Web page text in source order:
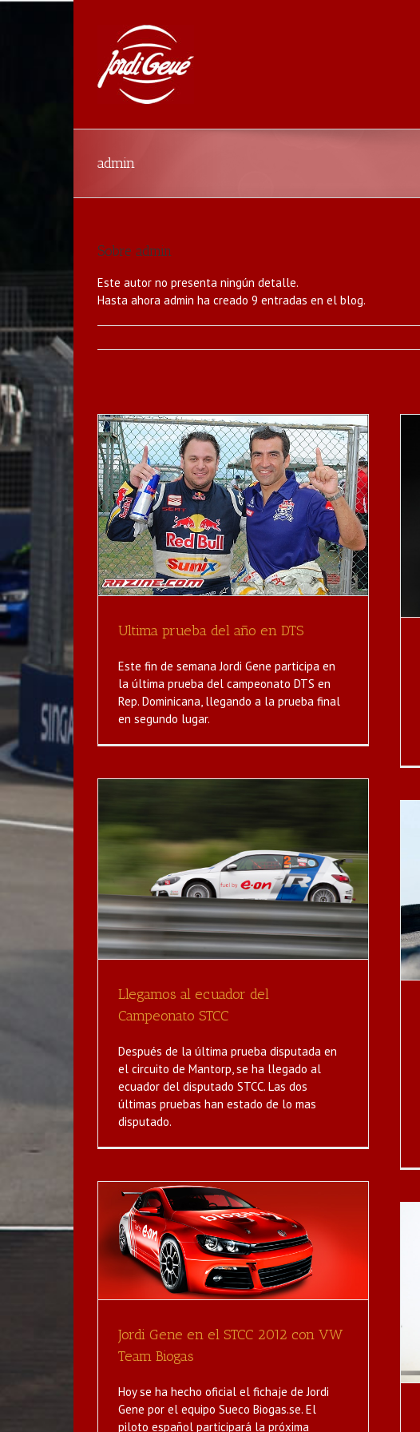
admin
Sobre admin
Este autor no presenta ningún detalle.
Hasta ahora admin ha creado 9 entradas en el blog.
DTS
Ultima prueba del año en DTS
Este fin de semana Jordi Gene participa en
la última prueba del campeonato DTS en
Rep. Dominicana, llegando a la prueba final
en segundo lugar.
Resultados en Knutstorp
Noticias
Llegamos al ecuador del
Campeonato STCC
Después de la última prueba disputada en
el circuito de Mantorp, se ha llegado al
ecuador del disputado STCC. Las dos
últimas pruebas han estado de lo mas
disputado.
Primera carrera de 2012 en Rep.
Dominicana
destacado Noticias
Jordi Gene en el STCC 2012 con VW
Team Biogas
Hoy se ha hecho oficial el fichaje de Jordi
Gene por el equipo Sueco Biogas.se. El
piloto español participará la próxima
Doble Victoria en Sto. domingo